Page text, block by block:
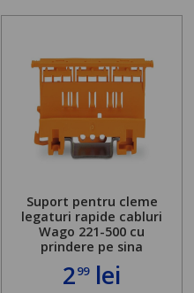
Suport pentru cleme
legaturi rapide cabluri
Wago 221-500 cu
prindere pe sina
299lei